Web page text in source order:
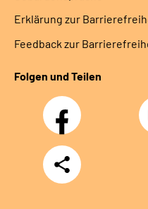
Erklärung zur
Feedback zur
Folgen und Teilen
Facebook
Teilen